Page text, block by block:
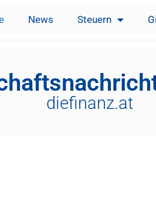
News Steuern
diefinanz.at